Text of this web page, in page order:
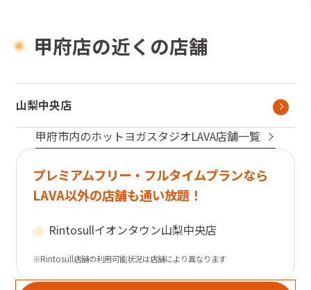
甲府店の近くの店舗
山梨中央店
甲府市内のホットヨガスタジオLAVA店舗一覧
プレミアムフリー・フルタイムプランなら
LAVA以外の店舗も通い放題！
Rintosullイオンタウン山梨中央店
※Rintosull店舗の利用可能状況は店舗により異なります